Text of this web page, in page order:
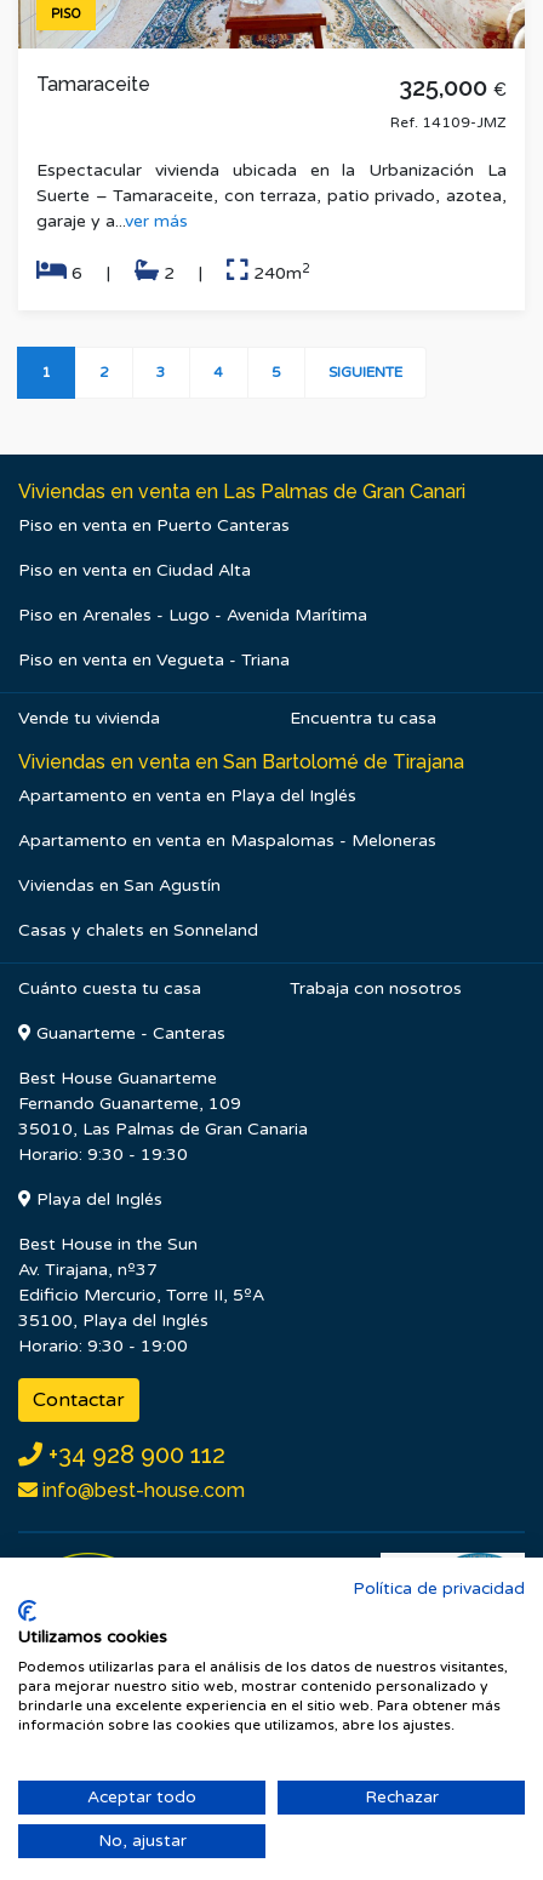
PISO
Tamaraceite 325,000 €
Ref. 14109-JMZ
Espectacular vivienda ubicada en la Urbanización La
Suerte – Tamaraceite, con terraza, patio privado, azotea,
garaje y a...ver más
6 | 2 | 240m2
1 2 3 4 5 SIGUIENTE
Viviendas en venta en Las Palmas de Gran Canari
Piso en venta en Puerto Canteras
Piso en venta en Ciudad Alta
Piso en Arenales - Lugo - Avenida Marítima
Piso en venta en Vegueta - Triana
Vende tu vivienda Encuentra tu casa
Viviendas en venta en San Bartolomé de Tirajana
Apartamento en venta en Playa del Inglés
Apartamento en venta en Maspalomas - Meloneras
Viviendas en San Agustín
Casas y chalets en Sonneland
Cuánto cuesta tu casa Trabaja con nosotros
Guanarteme - Canteras
Best House Guanarteme
Fernando Guanarteme, 109
35010, Las Palmas de Gran Canaria
Horario: 9:30 - 19:30
Playa del Inglés
Best House in the Sun
Av. Tirajana, nº37
Edificio Mercurio, Torre II, 5ºA
35100, Playa del Inglés
Horario: 9:30 - 19:00
Contactar
+34 928 900 112
info@best-house.com
© Grupo Inmobiliario BestHouse.
Política de Cookies
Política de privacidad
Utilizamos cookies
Podemos utilizarlas para el análisis de los datos de nuestros visitantes,
para mejorar nuestro sitio web, mostrar contenido personalizado y
brindarle una excelente experiencia en el sitio web. Para obtener más
información sobre las cookies que utilizamos, abre los ajustes.
Aceptar todo Rechazar
No, ajustar